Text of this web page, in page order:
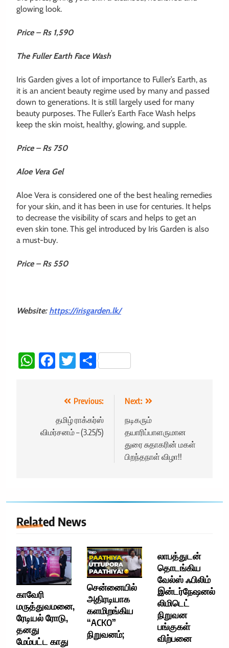
glowing look.
Price –Rs 1,590
The Fuller Earth Face Wash
Iris Garden gives a lot of importance to Fuller’s Earth, as
it is an ancient beauty regime used by many and passed
down to generations. It is still largely used for many
beauty purposes. The Fuller’s Earth Face Wash helps
keep the skin moist, healthy, glowing, and supple.
Price – Rs 750
Aloe Vera Gel
Aloe Vera is considered one of the best healing remedies
for your skin, and it has been in use for centuries. It helps
to decrease the visibility of scars and helps to get an
even skin tone. This gel introduced by Iris Garden is also
a must-buy.
Price – Rs 550
Website: https://irisgarden.lk/
WhatsApp
Facebook
TwitterShare
navigation
Previous:
தமிழ் ராக்கர்ஸ்
விமர்சனம் – (3.25/5)
Next:
நடிகரும்
தயாரிப்பாளருமான
துரை சுதாகரின் மகள்
பிறந்தநாள் விழா!!
Related News
காவேரி
மருத்துவமனை,
ரேடியல் ரோடு,
தனது
மேம்பட்ட காது
சென்னையில்
அதிரடியாக
களமிறங்கிய
“ACKO”
நிறுவனம்;
லாபத்துடன்
தொடங்கிய
வேல்ஸ் ஃபிலிம்
இன்டர்நேஷனல்
லிமிடெட்
நிறுவன
பங்குகள்
விற்பனை